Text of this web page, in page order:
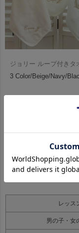
ジョリー ループ付きタ
3 Color/Beige/Navy/
レッス
男の子・女